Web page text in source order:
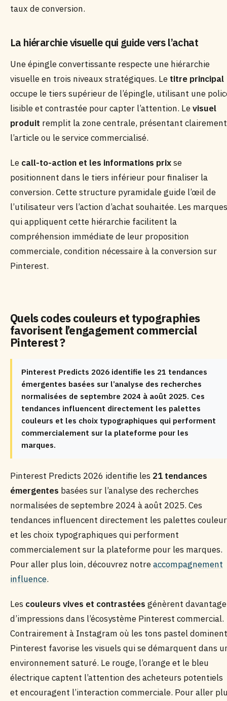
taux de conversion.
La hiérarchie visuelle qui guide vers l’achat
Une épingle convertissante respecte une hiérarchie
visuelle en trois niveaux stratégiques. Le titre principal
occupe le tiers supérieur de l’épingle, utilisant une
lisible et contrastée pour capter l’attention. Levisuel
produit remplit la zone centrale, présentant clairement
l’article ou le service commercialisé.
Le call-to-action et les informations prixse
positionnent dans le tiers inférieur pour finaliser la
conversion. Cette structure pyramidale guide l’œil de
l’utilisateur vers l’action d’achat souhaitée. Les marques
qui appliquent cette hiérarchie facilitent la
compréhension immédiate de leur proposition
commerciale, condition nécessaire à la conversion sur
Pinterest.
Quels codes couleurs et typographies
favorisent l’engagement commercial
Pinterest ?
Pinterest Predicts 2026 identifie les 21 tendances
émergentes basées sur l’analyse des recherches
normalisées de septembre 2024 à août 2025. Ces
tendances influencent directement les palettes
couleurs et les choix typographiques qui performent
commercialement sur la plateforme pour les
marques.
Pinterest Predicts 2026 identifie les 21 tendances
émergentes basées sur l’analyse des recherches
normalisées de septembre 2024 à août 2025. Ces
tendances influencent directement les palettes
et les choix typographiques qui performent
commercialement sur la plateforme pour les marques.
Pour aller plus loin, découvrez notreaccompagnement
influence.
Les couleurs vives et contrastées génèrent davantage
d’impressions dans l’écosystème Pinterest commercial.
Contrairement à Instagram où les tons pastel
Pinterest favorise les visuels qui se démarquent dans
environnement saturé. Le rouge, l’orange et le bleu
électrique captent l’attention des acheteurs potentiels
et encouragent l’interaction commerciale. Pour aller